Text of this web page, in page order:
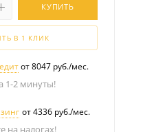
КУПИТЬ
В 1 КЛИК
от 8047 руб./мес.
1-2 минуты!
от 4336 руб./мес.